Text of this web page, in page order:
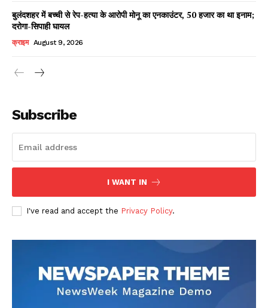
Read Latest News on AIN
DOWNLOAD NOW
बुलंदशहर में बच्ची से रेप-हत्या के आरोपी मोनू का एनकाउंटर, 50 हजार का था इनाम;
दरोगा-सिपाही घायल
क्राइम August 9, 2026
Subscribe
I WANT IN
I've read and accept the Privacy Policy.